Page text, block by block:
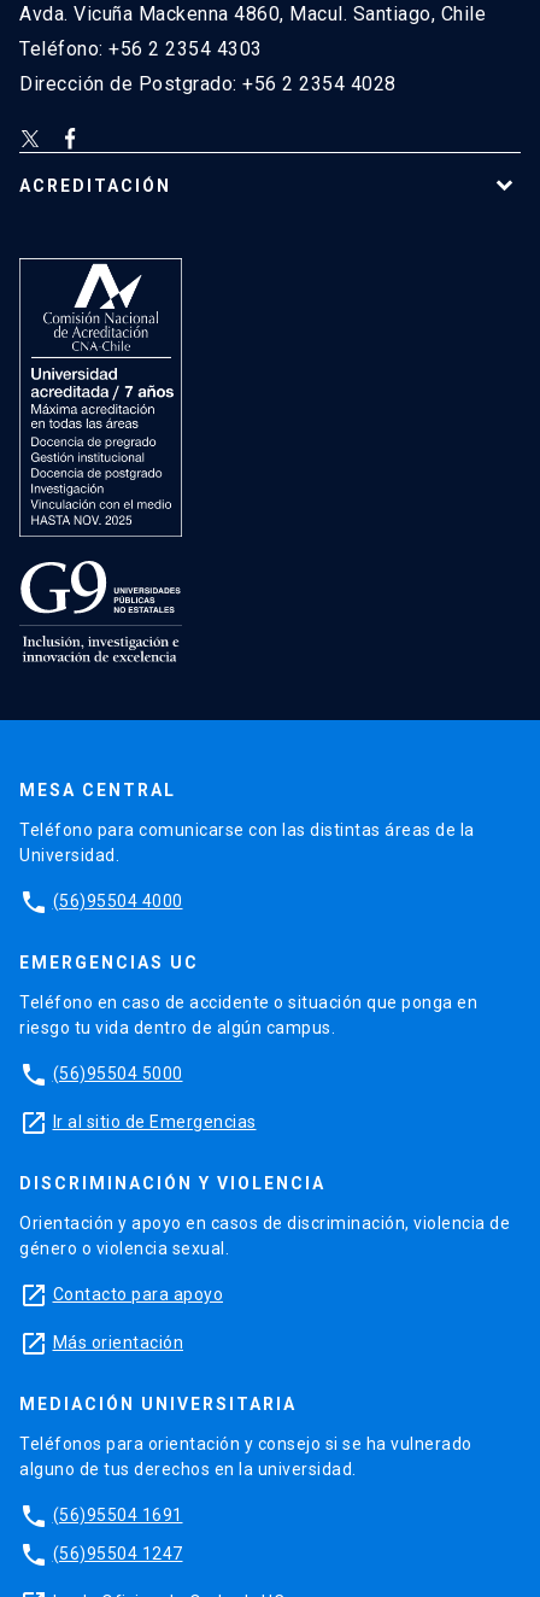
Avda. Vicuña Mackenna 4860, Macul. Santiago, Chile
Teléfono: +56 2 2354 4303
Dirección de Postgrado: +56 2 2354 4028
ACREDITACIÓN
MESA CENTRAL
Teléfono para comunicarse con las distintas áreas de la
Universidad.
phone (56)95504 4000
EMERGENCIAS UC
Teléfono en caso de accidente o situación que ponga en
riesgo tu vida dentro de algún campus.
phone (56)95504 5000
launch Ir al sitio de Emergencias
DISCRIMINACIÓN Y VIOLENCIA
Orientación y apoyo en casos de discriminación, violencia de
género o violencia sexual.
launch Contacto para apoyo
launch Más orientación
MEDIACIÓN UNIVERSITARIA
Teléfonos para orientación y consejo si se ha vulnerado
alguno de tus derechos en la universidad.
phone (56)95504 1691
phone (56)95504 1247